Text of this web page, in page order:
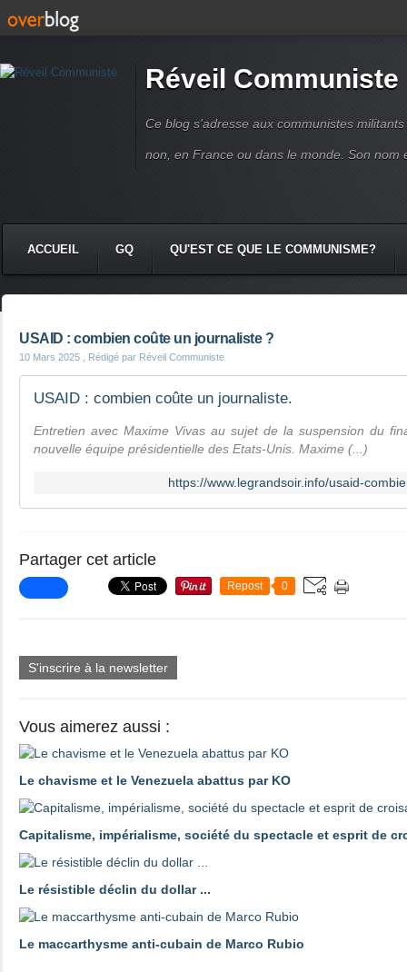
Réveil Communiste
Ce blog s'adresse aux communistes
non, en France ou dans le monde. Son nom
ACCUEIL GQ QU'EST CE QUE LE COMMUNISME?
USAID : combien coûte un journaliste ?
10 Mars 2025 , Rédigé par Réveil Communiste
USAID : combien coûte un journaliste.
Entretien avec Maxime Vivas au sujet de la suspension du
nouvelle équipe présidentielle des Etats-Unis. Maxime (...)
https://www.legrandsoir.info/usaid-
Partager cet article
Repost 0
S'inscrire à la newsletter
Vous aimerez aussi :
Le chavisme et le Venezuela abattus par KO
Capitalisme, impérialisme, société du spectacle et esprit de
Le résistible déclin du dollar ...
Le maccarthysme anti-cubain de Marco Rubio